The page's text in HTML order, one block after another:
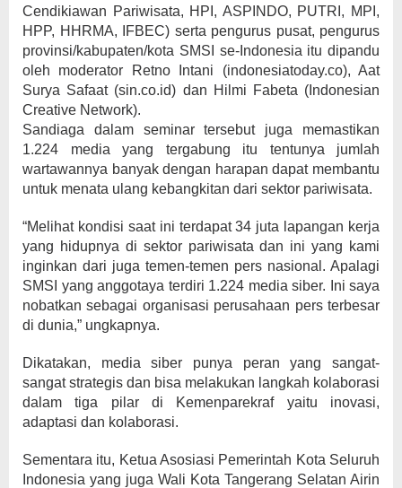
Cendikiawan Pariwisata, HPI, ASPINDO, PUTRI, MPI,
HPP, HHRMA, IFBEC) serta pengurus pusat, pengurus
provinsi/kabupaten/kota SMSI se-Indonesia itu dipandu
oleh moderator Retno Intani (indonesiatoday.co), Aat
Surya Safaat (sin.co.id) dan Hilmi Fabeta (Indonesian
Creative Network).
Sandiaga dalam seminar tersebut juga memastikan
1.224 media yang tergabung itu tentunya jumlah
wartawannya banyak dengan harapan dapat membantu
untuk menata ulang kebangkitan dari sektor pariwisata.
“Melihat kondisi saat ini terdapat 34 juta lapangan kerja
yang hidupnya di sektor pariwisata dan ini yang kami
inginkan dari juga temen-temen pers nasional. Apalagi
SMSI yang anggotaya terdiri 1.224 media siber. Ini saya
nobatkan sebagai organisasi perusahaan pers terbesar
di dunia,” ungkapnya.
Dikatakan, media siber punya peran yang sangat-
sangat strategis dan bisa melakukan langkah kolaborasi
dalam tiga pilar di Kemenparekraf yaitu inovasi,
adaptasi dan kolaborasi.
Sementara itu, Ketua Asosiasi Pemerintah Kota Seluruh
Indonesia yang juga Wali Kota Tangerang Selatan Airin